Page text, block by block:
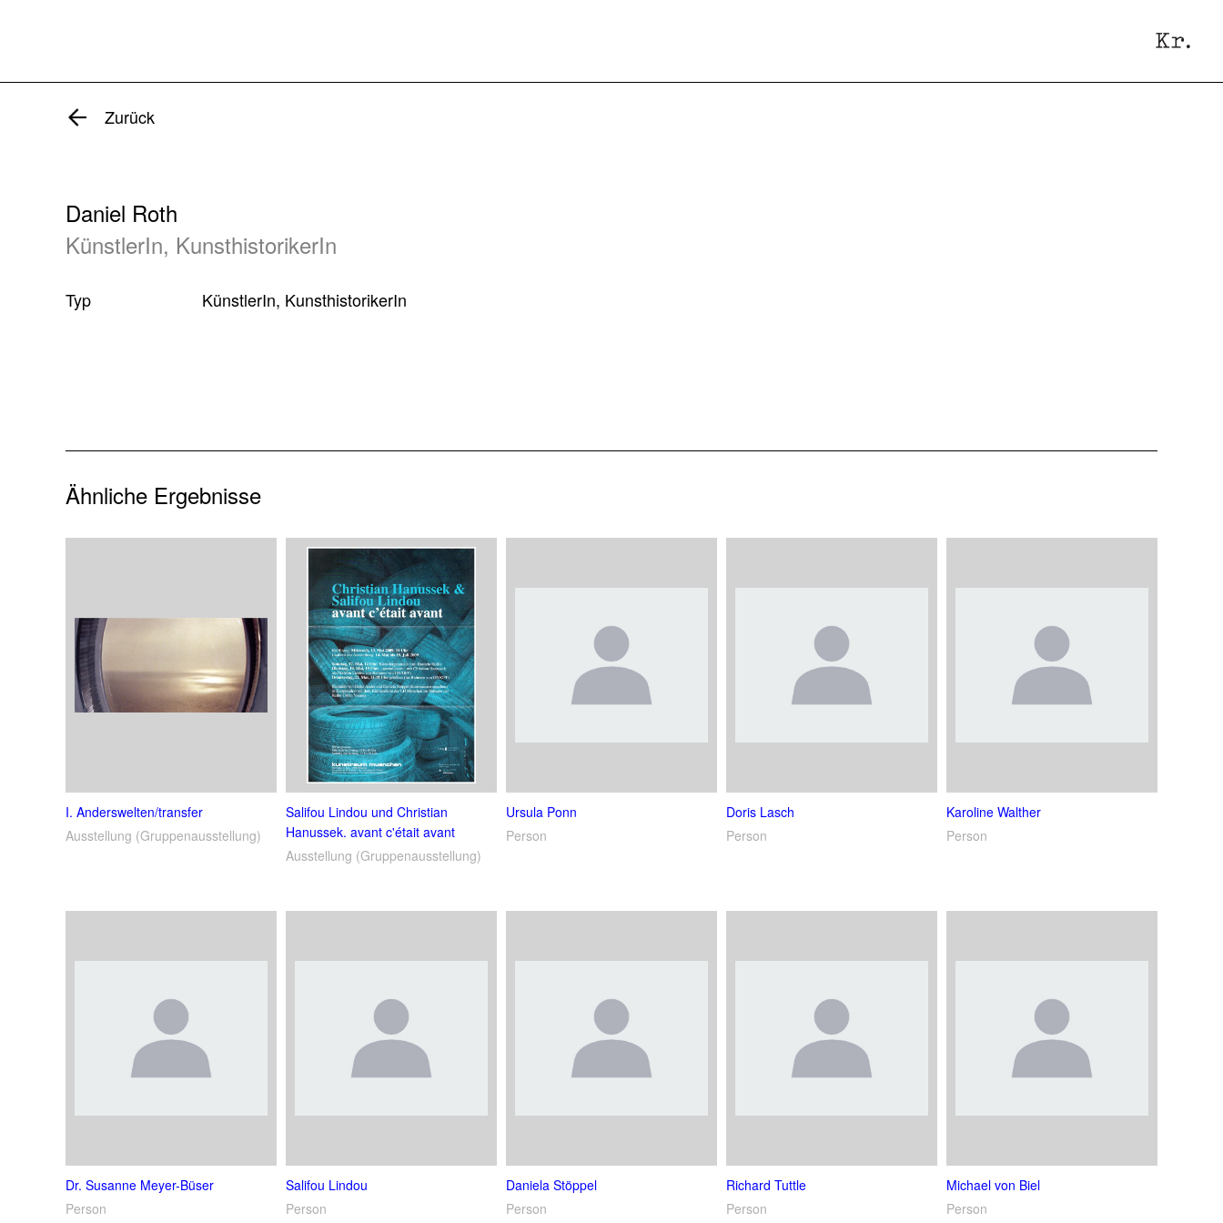
Zurück
Daniel Roth
KünstlerIn, KunsthistorikerIn
Typ KünstlerIn, KunsthistorikerIn
Ähnliche Ergebnisse
I. Anderswelten/transfer
Ausstellung (Gruppenausstellung)
Salifou Lindou und Christian
Hanussek. avant c'était avant
Ausstellung (Gruppenausstellung)
Ursula Ponn
Person
Doris Lasch
Person
Karoline Walther
Person
Dr. Susanne Meyer-Büser
Person
Salifou Lindou
Person
Daniela Stöppel
Person
Richard Tuttle
Person
Michael von Biel
Person